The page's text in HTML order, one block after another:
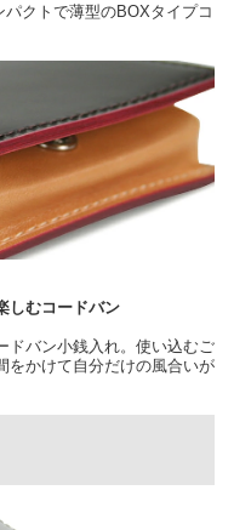
クトで薄型のBOXタイプコ
しむコードバン
ドバン小銭入れ。使い込むご
をかけて自分だけの風合いが